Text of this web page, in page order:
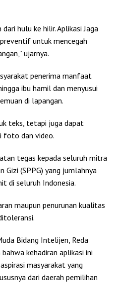
hulu ke hilir. Aplikasi Jaga
untuk mencegah
ujarnya.
penerima manfaat
ibu hamil dan menyusui
di lapangan.
teks, tetapi juga dapat
foto dan video.
tegas kepada seluruh mitra
Gizi (SPPG) yang jumlahnya
di seluruh Indonesia.
maupun penurunan kualitas
Bidang Intelijen, Reda
kehadiran aplikasi ini
masyarakat yang
dari daerah pemilihan